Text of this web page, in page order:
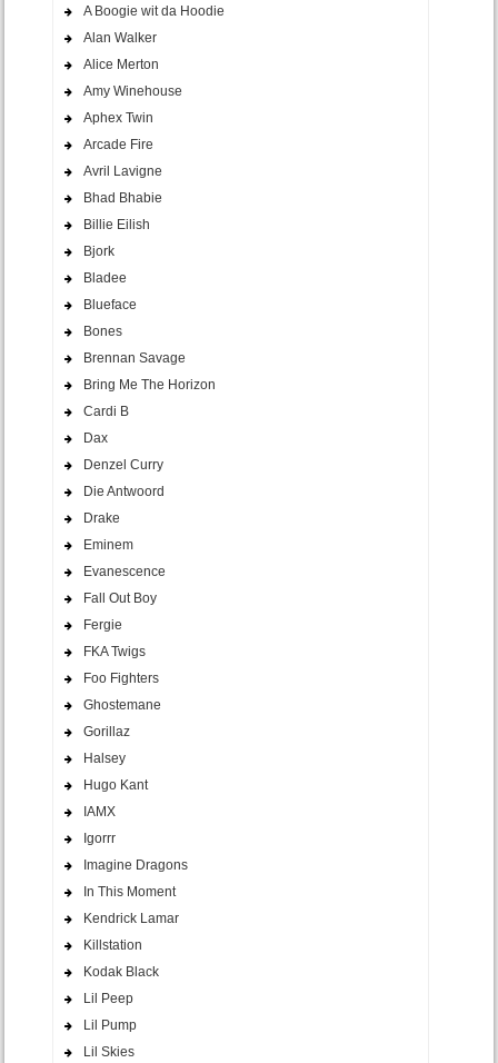
A Boogie wit da Hoodie
Alan Walker
Alice Merton
Amy Winehouse
Aphex Twin
Arcade Fire
Avril Lavigne
Bhad Bhabie
Billie Eilish
Bjork
Bladee
Blueface
Bones
Brennan Savage
Bring Me The Horizon
Cardi B
Dax
Denzel Curry
Die Antwoord
Drake
Eminem
Evanescence
Fall Out Boy
Fergie
FKA Twigs
Foo Fighters
Ghostemane
Gorillaz
Halsey
Hugo Kant
IAMX
Igorrr
Imagine Dragons
In This Moment
Kendrick Lamar
Killstation
Kodak Black
Lil Peep
Lil Pump
Lil Skies